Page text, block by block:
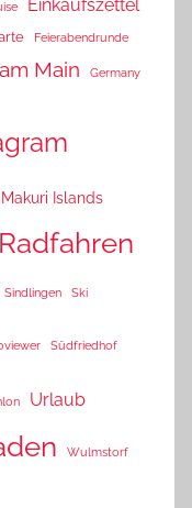
Einkaufszettel
Feierabendrunde
Main Germany
Makuri Islands
Radfahren
Sindlingen Ski
Südfriedhof
Urlaub
Wulmstorf